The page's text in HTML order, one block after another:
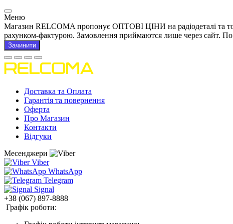
Меню
Магазин RELCOMA пропонує ОПТОВІ ЦІНИ на радіодеталі та
рахунком-фактурою. Замовлення приймаются лише через сайт.
Зачинити
Доставка та Оплата
Гарантія та повернення
Оферта
Про Магазин
Контакти
Відгуки
Месенджери
Viber
WhatsApp
Telegram
Signal
+38 (067) 897-8888
Графік роботи: